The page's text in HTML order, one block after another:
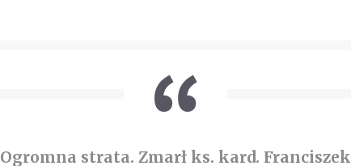
Ogromna strata. Zmarł ks. kard. Franciszek